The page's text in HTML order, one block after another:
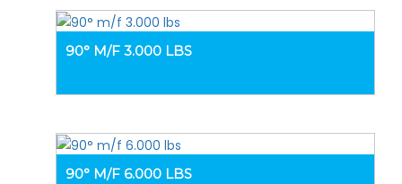
90° M/F 3.000 LBS
90° M/F 6.000 LBS